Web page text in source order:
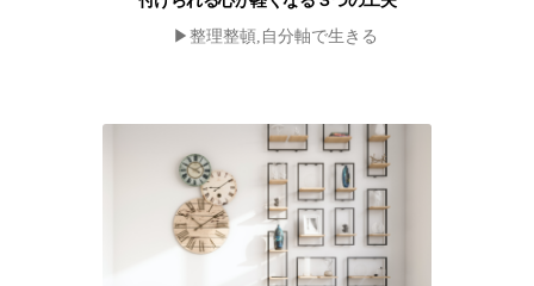
▶︎整理整頓,自分軸で生きる